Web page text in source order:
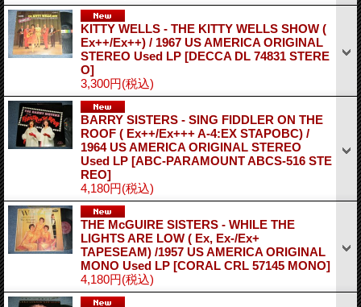
KITTY WELLS - THE KITTY WELLS SHOW (
Ex++/Ex++) / 1967 US AMERICA ORIGINAL
STEREO Used LP [DECCA DL 74831 STERE
O]
3,300円(税込)
BARRY SISTERS - SING FIDDLER ON THE
ROOF ( Ex++/Ex+++ A-4:EX STAPOBC) /
1964 US AMERICA ORIGINAL STEREO
Used LP [ABC-PARAMOUNT ABCS-516 STE
REO]
4,180円(税込)
THE McGUIRE SISTERS - WHILE THE
LIGHTS ARE LOW ( Ex, Ex-/Ex+
TAPESEAM) /1957 US AMERICA ORIGINAL
MONO Used LP [CORAL CRL 57145 MONO]
4,180円(税込)